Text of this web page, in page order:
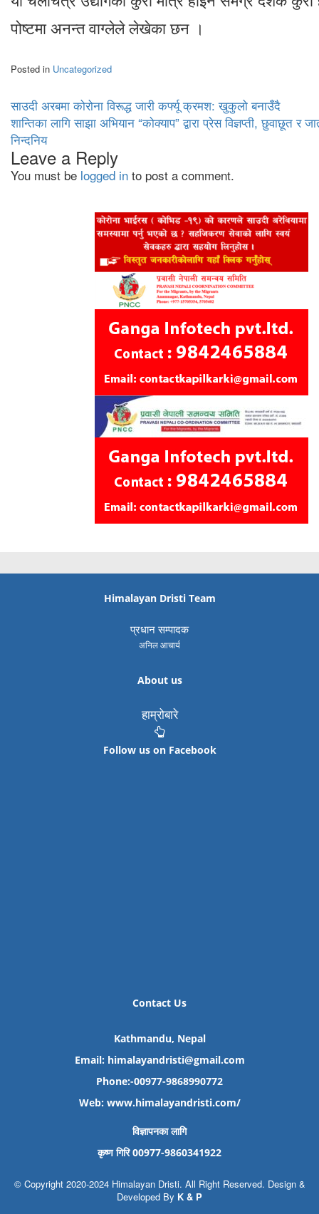
पोष्टमा अनन्त वाग्लेले लेखेका छन ।
Posted in Uncategorized
Post
navigation
साउदी अरबमा कोरोना विरूद्ध जारी कर्फ्यू क्रमश: खुकुलो बनाउँदै
शान्तिका लागि साझा अभियान “कोक्याप” द्वारा प्रेस विज्ञप्ती, छुवाछूत र
निन्दनिय
Leave a Reply
You must be logged in to post a comment.
Himalayan Dristi Team
प्रधान सम्पादक
अनिल आचार्य
About us
हाम्रोबारे
Follow us on Facebook
Contact Us
Kathmandu, Nepal
Email: himalayandristi@gmail.com
Phone:-00977-9868990772
Web: www.himalayandristi.com/
विज्ञापनका लागि
कृष्ण गिरि 00977-9860341922
© Copyright 2020-2024 Himalayan Dristi. All Right Reserved. Design &
Developed By K & P